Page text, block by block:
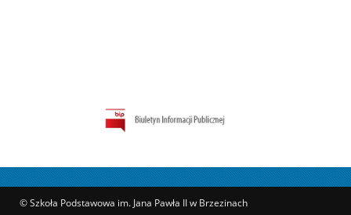
© Szkoła Podstawowa im. Jana Pawła II w Brzezinach